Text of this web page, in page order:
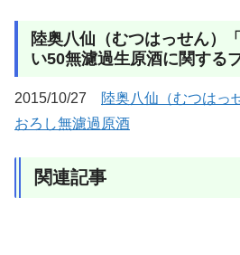
陸奥八仙（むつはっせん）
い50無濾過生原酒に関する
2015/10/27
陸奥八仙（むつはっ
おろし無濾過原酒
関連記事